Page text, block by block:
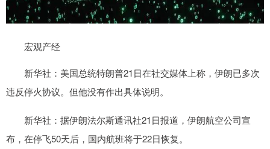
宏观产经
新华社：美国总统特朗普21日在社交媒体上称，伊朗已多次
违反停火协议。但他没有作出具体说明。
新华社：据伊朗法尔斯通讯社21日报道，伊朗航空公司宣
布，在停飞50天后，国内航班将于22日恢复。